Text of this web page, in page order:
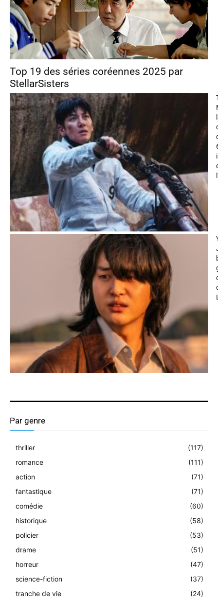
Top 19 des séries coréennes 2025 par
StellarSisters
Par genre
thriller
(117)
romance
(111)
action
(71)
fantastique
(71)
comédie
(60)
historique
(58)
policier
(53)
drame
(51)
horreur
(47)
science-fiction
(37)
tranche de vie
(24)